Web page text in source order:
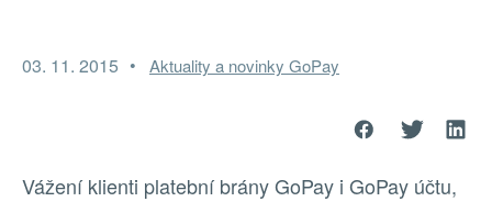
03. 11. 2015 Aktuality a novinky GoPay
Vážení klienti platební brány GoPay i GoPay účtu,